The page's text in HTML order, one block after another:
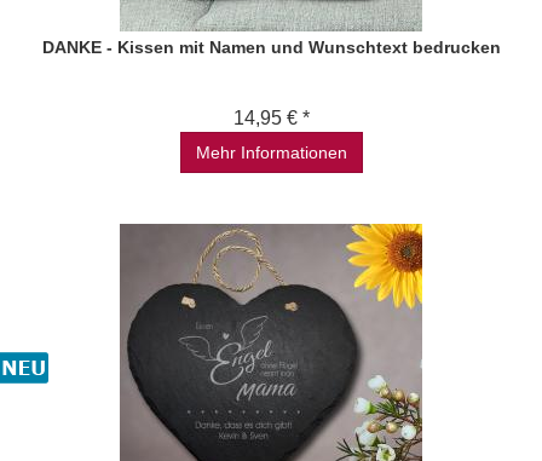
DANKE - Kissen mit Namen und Wunschtext bedrucken
14,95 € *
Mehr Informationen